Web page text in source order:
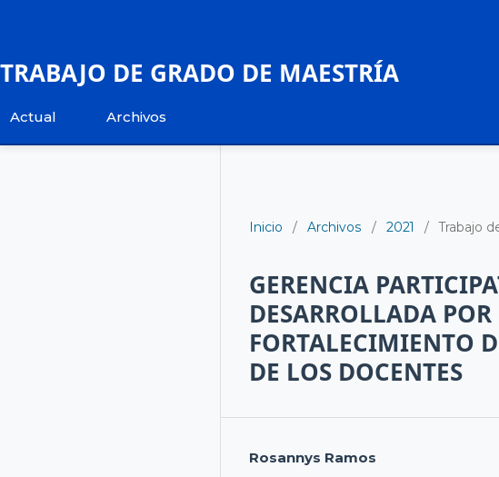
TRABAJO DE GRADO DE MAESTRÍA
Actual Archivos
Inicio / Archivos / 2021 / Trabajo
GERENCIA
DESARROLLADA
FORTALECIMIENTO
DE LOS DOCENTES
Rosannys Ramos